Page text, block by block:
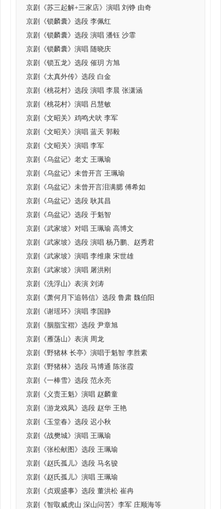
京剧《苏三起解+三家店》演唱 刘铮 由奇
京剧《锁麟囊》选段 李佩红
京剧《锁麟囊》选段 演唱 潘钰 沙霏
京剧《锁麟囊》演唱 随晓庆
京剧《锁五龙》选段 催玥 方旭
京剧《太真外传》选段 白金
京剧《桃花村》选段 演唱 李晨 张潇涵
京剧《桃花村》演唱 吕慧敏
京剧《文昭关》鸡鸣犬吠 李军
京剧《文昭关》演唱 蓝天 郭毅
京剧《文昭关》演唱 李军
京剧《乌盆记》老丈 王珮瑜
京剧《乌盆记》未曾开言 王珮瑜
京剧《乌盆记》未曾开言泪满腮 傅希如
京剧《乌盆记》选段 耿其昌
京剧《乌盆记》选段 于魁智
京剧《武家坡》对唱 王珮瑜 高博文
京剧《武家坡》选段 演唱 杨乃鹏、赵秀君
京剧《武家坡》演唱 李维康 宋世雄
京剧《武家坡》演唱 屠洪刚
京剧《洗浮山》表演 刘涛
京剧《萧何月下追韩信》选段 鲁肃 魏伯阳
京剧《谢瑶环》演唱 李国静
京剧《胭脂宝褶》选段 尹章旭
京剧《雁荡山》表演 周龙
京剧《野猪林 长亭》演唱于魁智 李胜素
京剧《野猪林》选段 马博通 陈张霞
京剧《一棒雪》选段 范永亮
京剧《义责王魁》演唱 赵麟童
京剧《游龙戏凤》选段 赵华 王艳
京剧《玉堂春》选段 迟小秋
京剧《战樊城》演唱 王珮瑜
京剧《张松献图》选段 王珮瑜
京剧《赵氏孤儿》选段 马名骏
京剧《赵氏孤儿》演唱 王珮瑜
京剧《贞观盛事》选段 董洪松 崔冉
京剧《智取威虎山 深山问苦》李军 庄顺海等